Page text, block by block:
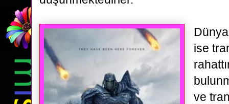
ise
ve